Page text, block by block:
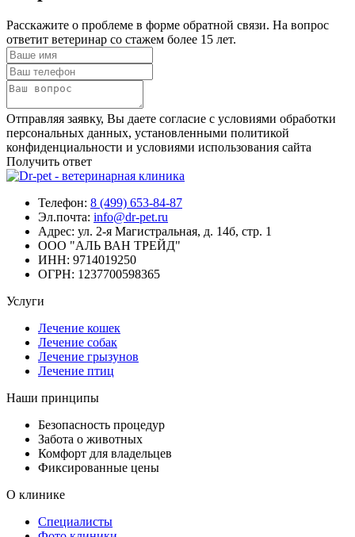
Расскажите о проблеме в форме обратной связи. На вопрос
ответит ветеринар со стажем более 15 лет.
Отправляя заявку, Вы даете согласие с условиями обработки
персональных данных, установленными политикой
конфиденциальности и условиями использования сайта
Получить ответ
Телефон: 8 (499) 653-84-87
Эл.почта: info@dr-pet.ru
Адрес: ул. 2-я Магистральная, д. 14б, стр. 1
ООО "АЛЬ ВАН ТРЕЙД"
ИНН: 9714019250
ОГРН: 1237700598365
Услуги
Лечение кошек
Лечение собак
Лечение грызунов
Лечение птиц
Наши принципы
Безопасность процедур
Забота о животных
Комфорт для владельцев
Фиксированные цены
О клинике
Специалисты